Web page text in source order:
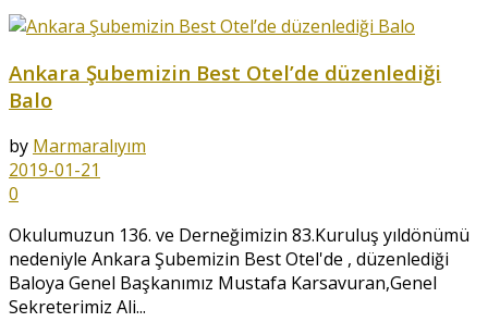
Ankara Şubemizin Best Otel’de düzenlediği
Balo
by Marmaralıyım
2019-01-21
0
Okulumuzun 136. ve Derneğimizin 83.Kuruluş yıldönümü
nedeniyle Ankara Şubemizin Best Otel'de , düzenlediği
Baloya Genel Başkanımız Mustafa Karsavuran,Genel
Sekreterimiz Ali...